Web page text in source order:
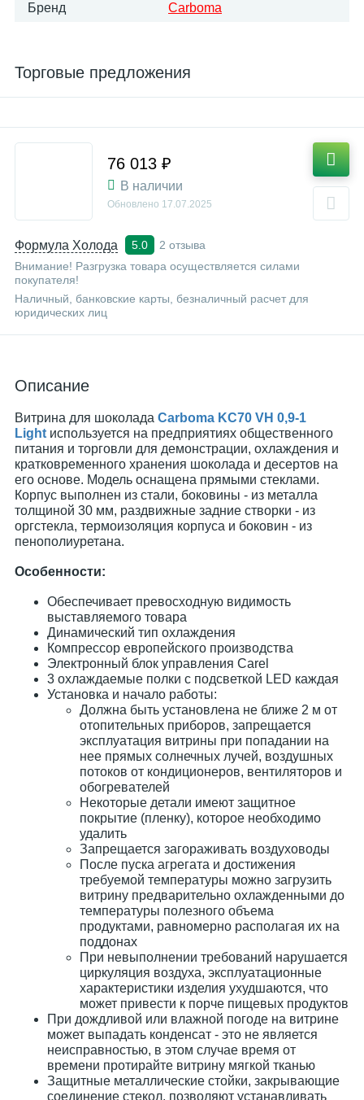
Бренд Carboma
Торговые предложения
Формула Холода 5.0
2 отзыва
Внимание! Разгрузка товара осуществляется силами
покупателя!
Наличный, банковские карты, безналичный расчет для
юридических лиц
76 013 ₽
В наличии
Обновлено 17.07.2025
Описание
Витрина для шоколада​ Carboma KC70 VH 0,9-1
Light используется на предприятиях общественного
питания и торговли для демонстрации, охлаждения и
кратковременного хранения шоколада и десертов на
его основе. Модель оснащена прямыми стеклами.
Корпус выполнен из стали, боковины - из металла
толщиной 30 мм, раздвижные задние створки - из
оргстекла, термоизоляция корпуса и боковин - из
пенополиуретана.
Особенности:
Обеспечивает превосходную видимость
выставляемого товара
Динамический тип охлаждения
Компрессор европейского производства
Электронный блок управления Carel
3 охлаждаемые полки с подсветкой LED каждая
Установка и начало работы:
Должна быть установлена не ближе 2 м от
отопительных приборов, запрещается
эксплуатация витрины при попадании на
нее прямых солнечных лучей, воздушных
потоков от кондиционеров, вентиляторов и
обогревателей
Некоторые детали имеют защитное
покрытие (пленку), которое необходимо
удалить
Запрещается загораживать воздуховоды
После пуска агрегата и достижения
требуемой температуры можно загрузить
витрину предварительно охлажденными до
температуры полезного объема
продуктами, равномерно располагая их на
поддонах
При невыполнении требований нарушается
циркуляция воздуха, эксплуатационные
характеристики изделия ухудшаются, что
может привести к порче пищевых продуктов
При дождливой или влажной погоде на витрине
может выпадать конденсат - это не является
неисправностью, в этом случае время от
времени протирайте витрину мягкой тканью
Защитные металлические стойки, закрывающие
соединение стекол, позволяют устанавливать